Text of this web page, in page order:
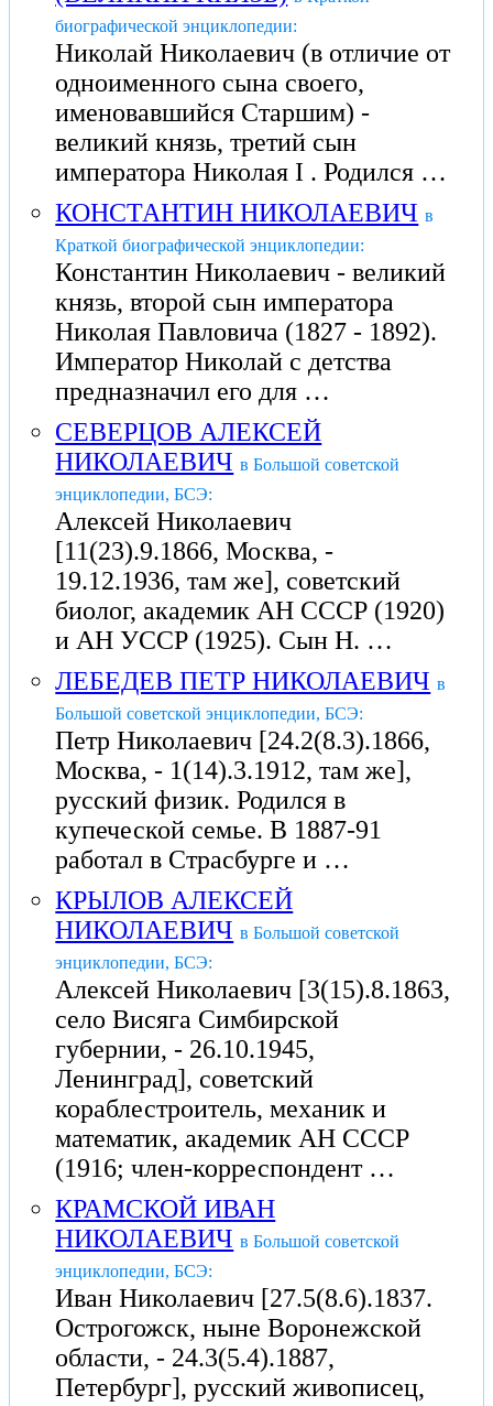
биографической энциклопедии:
Николай Николаевич (в отличие от
одноименного сына своего,
именовавшийся Старшим) -
великий князь, третий сын
императора Николая I . Родился …
КОНСТАНТИН НИКОЛАЕВИЧ в
Краткой биографической энциклопедии:
Константин Николаевич - великий
князь, второй сын императора
Николая Павловича (1827 - 1892).
Император Николай с детства
предназначил его для …
СЕВЕРЦОВ АЛЕКСЕЙ
НИКОЛАЕВИЧ в Большой советской
энциклопедии, БСЭ:
Алексей Николаевич
[11(23).9.1866, Москва, -
19.12.1936, там же], советский
биолог, академик АН СССР (1920)
и АН УССР (1925). Сын Н. …
ЛЕБЕДЕВ ПЕТР НИКОЛАЕВИЧ в
Большой советской энциклопедии, БСЭ:
Петр Николаевич [24.2(8.3).1866,
Москва, - 1(14).3.1912, там же],
русский физик. Родился в
купеческой семье. В 1887-91
работал в Страсбурге и …
КРЫЛОВ АЛЕКСЕЙ
НИКОЛАЕВИЧ в Большой советской
энциклопедии, БСЭ:
Алексей Николаевич [3(15).8.1863,
село Висяга Симбирской
губернии, - 26.10.1945,
Ленинград], советский
кораблестроитель, механик и
математик, академик АН СССР
(1916; член-корреспондент …
КРАМСКОЙ ИВАН
НИКОЛАЕВИЧ в Большой советской
энциклопедии, БСЭ:
Иван Николаевич [27.5(8.6).1837.
Острогожск, ныне Воронежской
области, - 24.3(5.4).1887,
Петербург], русский живописец,